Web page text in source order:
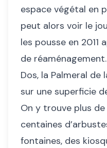
espace végétal en
peut alors voir le
les pousse en 2011
de
Dos, la Palmeral de
sur une superficie
On y trouve plus
centaines
fontaines, des